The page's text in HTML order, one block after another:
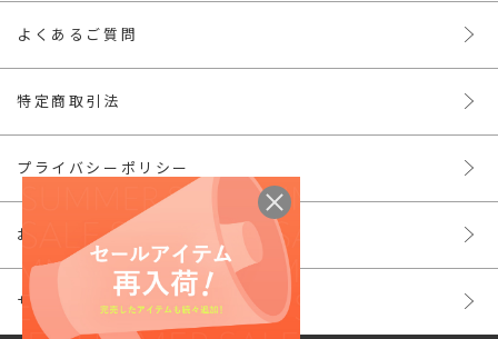
よくあるご質問
特定商取引法
プライバシーポリシー
お問い合わせ
サイトマップ